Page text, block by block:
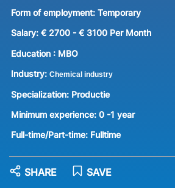
Form of employment: Temporary
Salary: € 2700 - € 3100 Per Month
Education : MBO
Industry: Chemical industry
Specialization: Productie
Minimum experience: 0 -1 year
Full-time/Part-time: Fulltime
SAVE
SHARE